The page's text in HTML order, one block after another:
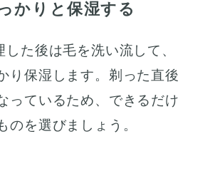
かりと保湿する
た後は毛を洗い流して、
り保湿します。剃った直後
っているため、できるだけ
のを選びましょう。